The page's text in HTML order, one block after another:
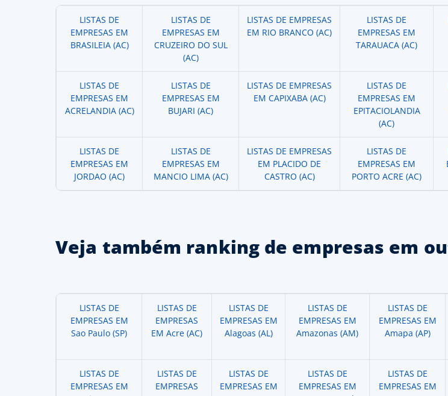
LISTAS DE
EMPRESAS EM
BRASILEIA (AC)
LISTAS DE
EMPRESAS EM
CRUZEIRO DO SUL
(AC)
LISTAS DE EMPRESAS
EM RIO BRANCO (AC)
LISTAS DE
EMPRESAS EM
TARAUACA (AC)
LISTAS DE
EMPRESAS EM
ACRELANDIA (AC)
LISTAS DE
EMPRESAS EM
BUJARI (AC)
LISTAS DE EMPRESAS
EM CAPIXABA (AC)
LISTAS DE
EMPRESAS EM
EPITACIOLANDIA
(AC)
LISTAS DE
EMPRESAS EM
JORDAO (AC)
LISTAS DE
EMPRESAS EM
MANCIO LIMA (AC)
LISTAS DE EMPRESAS
EM PLACIDO DE
CASTRO (AC)
LISTAS DE
EMPRESAS EM
PORTO ACRE (AC)
Veja também ranking de empresas em
LISTAS DE
EMPRESAS EM
Sao Paulo (SP)
LISTAS DE
EMPRESAS
EM Acre (AC)
LISTAS DE
EMPRESAS EM
Alagoas (AL)
LISTAS DE
EMPRESAS EM
Amazonas (AM)
LISTAS DE
EMPRESAS EM
Amapa (AP)
LISTAS DE
EMPRESAS EM
LISTAS DE
EMPRESAS
LISTAS DE
EMPRESAS EM
LISTAS DE
EMPRESAS EM
LISTAS DE
EMPRESAS EM